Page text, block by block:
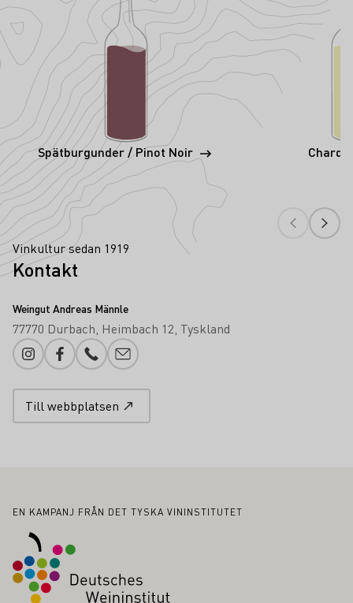
Spätburgunder / Pinot Noir
Vinkultur sedan 1919
Kontakt
Weingut Andreas Männle
77770 Durbach Heimbach 12 Tyskland
InstagramFacebookTelefonnummer
Lägg till e-post
Till webbplatsen
Sidfot
EN KAMPANJ FRÅN DET TYSKA VININSTITUTET